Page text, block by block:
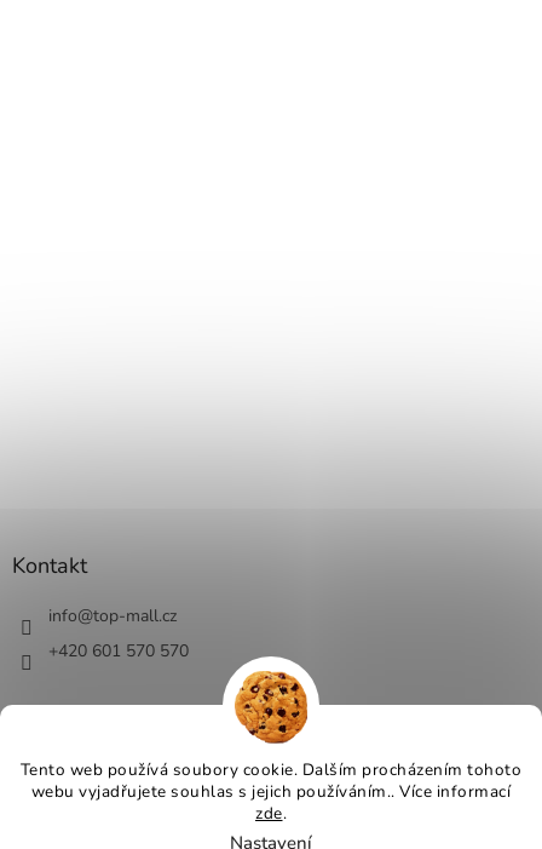
Tento web používá soubory cookie. Dalším procházením tohoto
webu vyjadřujete souhlas s jejich používáním.. Více informací
zde.
Nastavení
Kontakt
info@top-mall.cz
+420 601 570 570
Vytvořil Shoptet